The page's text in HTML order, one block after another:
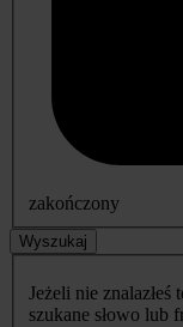
zakończony
Wyszukaj
Jeżeli nie znalazłeś
szukane słowo lub